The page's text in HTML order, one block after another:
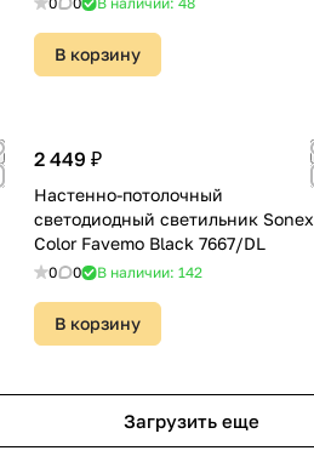
В корзину
2 449 ₽
Настенно-потолочный
светодиодный светильник Sonex
Color Favemo Black 7667/DL
0 0 В наличии: 142
В корзину
Загрузить еще